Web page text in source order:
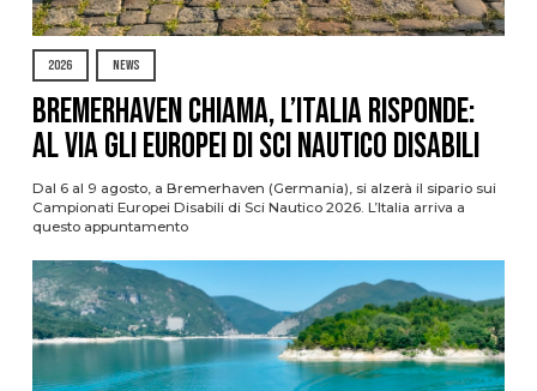
2026 NEWS
Bremerhaven chiama, l’Italia risponde:
al via gli Europei di Sci Nautico Disabili
Dal 6 al 9 agosto, a Bremerhaven (Germania), si alzerà il sipario sui
Campionati Europei Disabili di Sci Nautico 2026. L’Italia arriva a
questo appuntamento